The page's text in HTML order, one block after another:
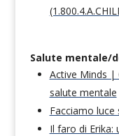
Salute mentale/
Active Minds |
salute mentale
Facciamo luce
Il faro di Erika: